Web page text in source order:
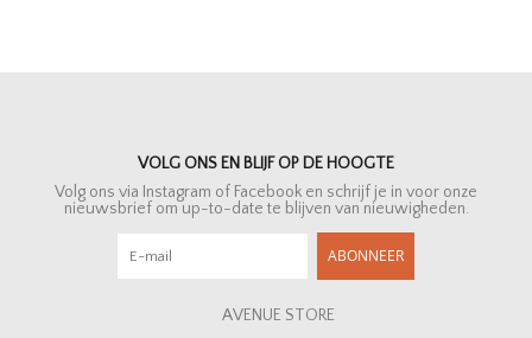
VOLG ONS EN BLIJF OP DE HOOGTE
Volg ons via Instagram of Facebook en schrijf je in voor onze
nieuwsbrief om up-to-date te blijven van nieuwigheden.
ABONNEER
AVENUE STORE